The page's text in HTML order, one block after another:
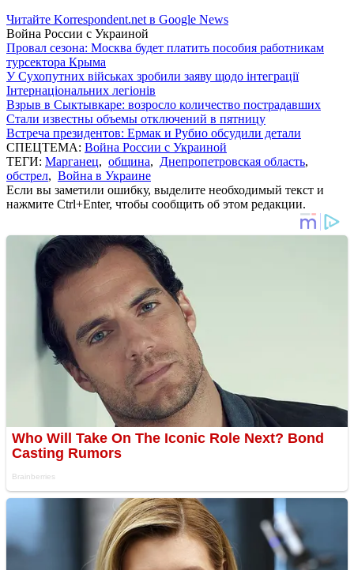
Читайте Korrespondent.net в Google News
Война России с Украиной
Провал сезона: Москва будет платить пособия работникам
турсектора Крыма
У Сухопутних військах зробили заяву щодо інтеграції
Інтернаціональних легіонів
Взрыв в Сыктывкаре: возросло количество пострадавших
Стали известны объемы отключений в пятницу
Встреча президентов: Ермак и Рубио обсудили детали
СПЕЦТЕМА: Война России с Украиной
ТЕГИ: Марганец, община, Днепропетровская область,
обстрел, Война в Украине
Если вы заметили ошибку, выделите необходимый текст и
нажмите Ctrl+Enter, чтобы сообщить об этом редакции.